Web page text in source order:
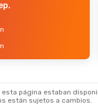
página estaban
están sujetos a cambios.